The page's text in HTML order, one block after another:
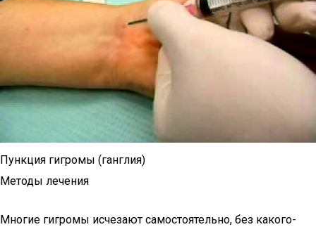
Пункция гигромы (ганглия)
Методы лечения
Многие гигромы исчезают самостоятельно, без какого-